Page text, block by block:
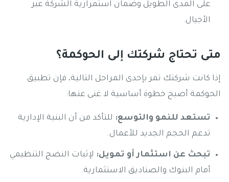
على المدى الطويل وضمان استمرارية الشركة عبر
الأجيال.
متى تحتاج شركتك إلى الحوكمة؟
إذا كانت شركتك تمر بإحدى المراحل التالية، فإن تطبيق
الحوكمة أصبح خطوة أساسية لا غنى عنها:
تستعد للنمو والتوسع: للتأكد من أن البنية الإدارية
تدعم الحجم الجديد للأعمال.
تبحث عن استثمار أو تمويل: لإثبات النضج التنظيمي
أمام البنوك والصناديق الاستثمارية.